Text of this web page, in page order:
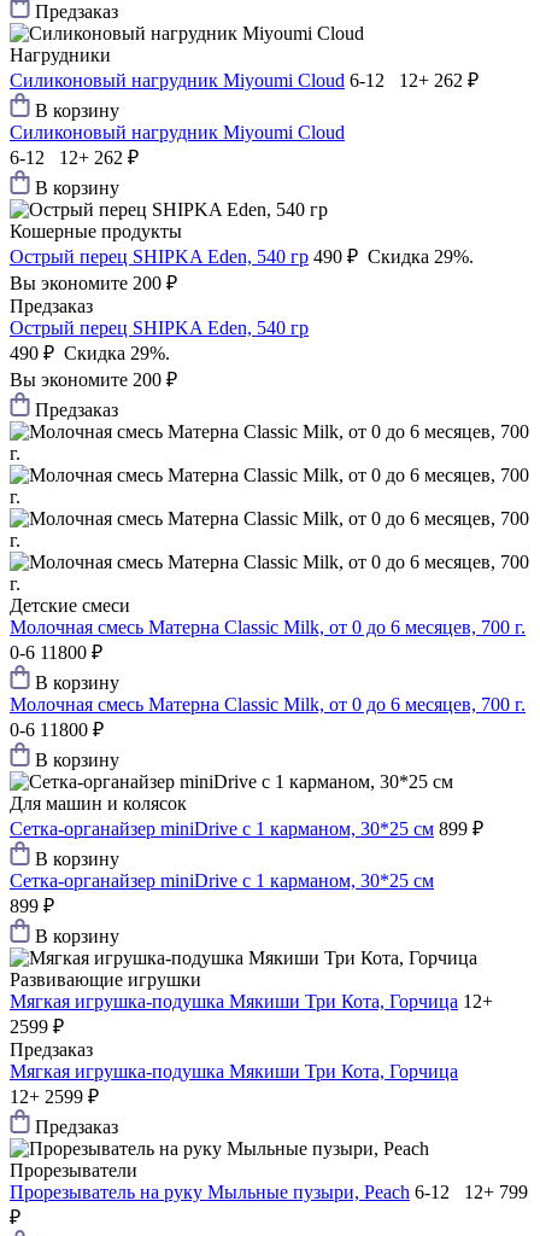
Предзаказ
Нагрудники
Силиконовый нагрудник Мiyoumi Cloud 6-12 12+ 262 ₽
В корзину
Силиконовый нагрудник Мiyoumi Cloud
6-12 12+ 262 ₽
В корзину
Кошерные продукты
Острый перец SHIPKA Eden, 540 гр 490 ₽ Скидка 29%.
Вы экономите 200 ₽
Предзаказ
Острый перец SHIPKA Eden, 540 гр
490 ₽ Скидка 29%.
Вы экономите 200 ₽
Предзаказ
Детские смеси
Молочная смесь Матерна Classic Milk, от 0 до 6 месяцев, 700 г.
0-6 11800 ₽
В корзину
Молочная смесь Матерна Classic Milk, от 0 до 6 месяцев, 700 г.
0-6 11800 ₽
В корзину
Для машин и колясок
Cетка-органайзер miniDrive с 1 карманом, 30*25 см 899 ₽
В корзину
Cетка-органайзер miniDrive с 1 карманом, 30*25 см
899 ₽
В корзину
Развивающие игрушки
Мягкая игрушка-подушка Мякиши Три Кота, Горчица 12+
2599 ₽
Предзаказ
Мягкая игрушка-подушка Мякиши Три Кота, Горчица
12+ 2599 ₽
Предзаказ
Прорезыватели
Прорезыватель на руку Мыльные пузыри, Peach 6-12 12+ 799
₽